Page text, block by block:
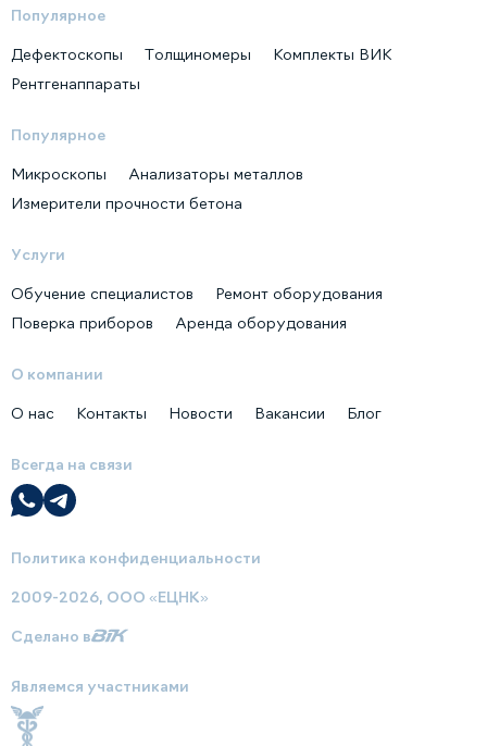
Популярное
Дефектоскопы Толщиномеры
Комплекты ВИК
Рентгенаппараты
Популярное
Микроскопы
Анализаторы металлов
Измерители прочности бетона
Услуги
Обучение специалистов
Ремонт оборудования
Поверка приборов
Аренда оборудования
О компании
О нас Контакты Новости Вакансии Блог
Всегда на связи
Политика конфиденциальности
2009-2026, ООО «ЕЦНК»
Сделано в
Являемся участниками